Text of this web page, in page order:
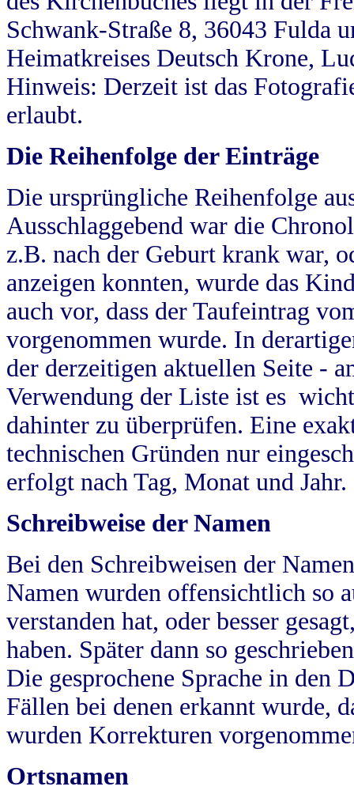
Schwank-Straße 8, 36043 Fulda
Heimatkreises Deutsch Krone,
Hinweis: Derzeit ist das
erlaubt.
Die Reihenfolge der Einträge
Die ursprüngliche Reihenfolge
Ausschlaggebend war die
z.B. nach der Geburt krank war,
anzeigen konnten, wurde das
auch vor, dass der Taufeintrag
vorgenommen wurde. In
der derzeitigen aktuellen Seite -
Verwendung der Liste ist es
dahinter zu überprüfen. Eine
technischen Gründen nur
erfolgt nach Tag, Monat und Jahr.
Schreibweise der Namen
Bei den Schreibweisen der
Namen wurden offensichtlich so
verstanden hat, oder besser
haben. Später dann so
Die gesprochene Sprache in
Fällen bei denen erkannt wurde,
wurden Korrekturen
Ortsnamen